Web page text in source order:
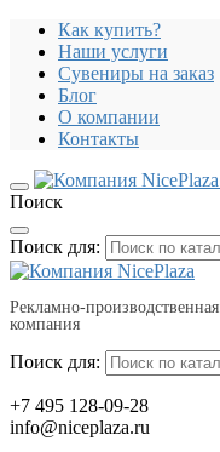
Как купить?
Наши услуги
Сувениры на заказ
Блог
О компании
Контакты
Поиск
Поиск для:
Рекламно-производственная
компания
Поиск для:
+7 495 128-09-28
info@niceplaza.ru